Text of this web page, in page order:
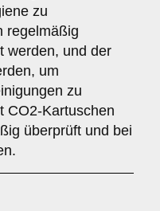
zu
regelmäßig
werden, und der
um
zu
CO2-Kartuschen
überprüft und bei